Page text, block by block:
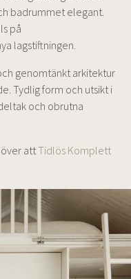
badrummet elegant.
på
lagstiftningen.
genomtänkt arkitektur
Tydlig form och utsikt i
och obrutna
att Tidlös Komplett